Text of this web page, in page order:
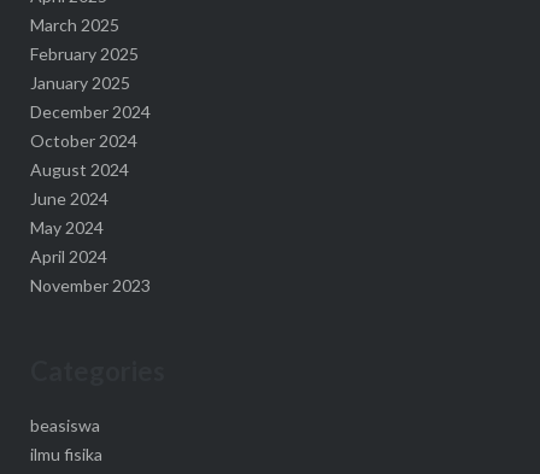
March 2025
February 2025
January 2025
December 2024
October 2024
August 2024
June 2024
May 2024
April 2024
November 2023
beasiswa
ilmu fisika